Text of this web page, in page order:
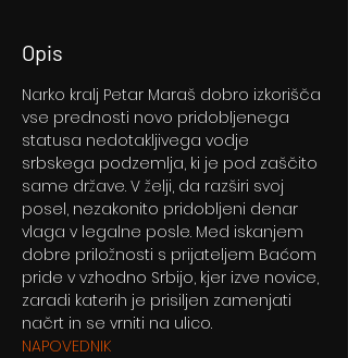
Opis
Narko kralj Petar Maraš dobro izkorišča
vse prednosti novo pridobljenega
statusa nedotakljivega vodje
srbskega podzemlja, ki je pod zaščito
same države. V želji, da razširi svoj
posel, nezakonito pridobljeni denar
vlaga v legalne posle. Med iskanjem
dobre priložnosti s prijateljem Baćom
pride v vzhodno Srbijo, kjer izve novice,
zaradi katerih je prisiljen zamenjati
načrt in se vrniti na ulico.
NAPOVEDNIK